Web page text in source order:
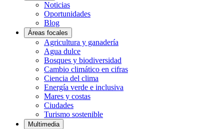
Noticias
Oportunidades
Blog
Áreas focales
Agricultura y ganadería
Agua dulce
Bosques y biodiversidad
Cambio climático en cifras
Ciencia del clima
Energía verde e inclusiva
Mares y costas
Ciudades
Turismo sostenible
Multimedia